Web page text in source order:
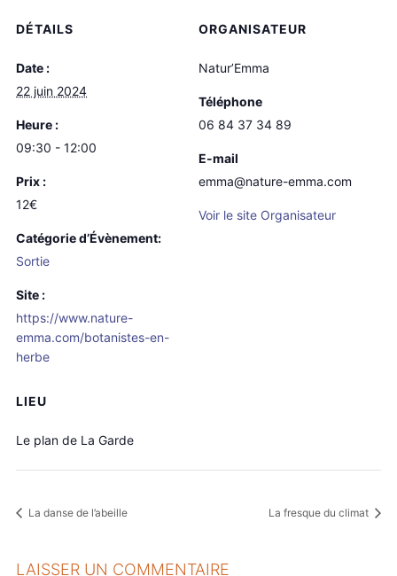
DÉTAILS
Date :
22 juin 2024
Heure :
09:30 - 12:00
Prix :
12€
Catégorie d’Évènement:
Sortie
Site :
https://www.nature-
emma.com/botanistes-en-
herbe
LIEU
Le plan de La Garde
ORGANISATEUR
Natur’Emma
Téléphone
06 84 37 34 89
E-mail
emma@nature-emma.com
Voir le site Organisateur
La danse de l’abeille La fresque du climat
LAISSER UN COMMENTAIRE